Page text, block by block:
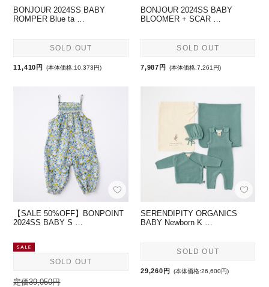
BONJOUR 2024SS BABY
ROMPER Blue ta …
SOLD OUT
11,410円 (本体価格:10,373円)
BONJOUR 2024SS BABY
BLOOMER + SCAR …
SOLD OUT
7,987円 (本体価格:7,261円)
【SALE 50%OFF】BONPOINT
2024SS BABY S …
SOLD OUT
定価39,050円
SERENDIPITY ORGANICS
BABY Newborn K …
SOLD OUT
29,260円 (本体価格:26,600円)